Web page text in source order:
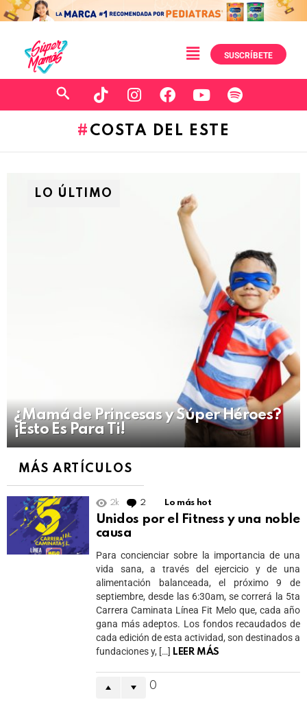
SUSCRÍBETE
COSTA DEL ESTE
LO ÚLTIMO
¿Mamá de Princesas y Súper Héroes?
¡Esto Es Para Ti!
MÁS ARTÍCULOS
2k 2 Comments
Lo más hot
Unidos por el Fitness y una noble
causa
Para concienciar sobre la importancia de una
vida sana, a través del ejercicio y de una
alimentación balanceada, el próximo 9 de
septiembre, desde las 6:30am, se correrá la 5ta
Carrera Caminata Línea Fit Melo que, cada año
gana más adeptos. Los fondos recaudados de
cada edición de esta actividad, son destinados a
fundaciones y, […] LEER MÁS
0